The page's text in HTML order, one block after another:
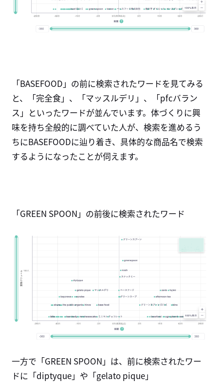
「BASEFOOD」の前に検索されたワードを見てみる
と、「完全食」、「マッスルデリ」、「pfcバラン
ス」といったワードが並んでいます。体づくりに興
味を持ち全般的に調べていた人が、検索を進めるう
ちにBASEFOODに辿り着き、具体的な商品名で検索
するようになったことが伺えます。
「GREEN SPOON」の前後に検索されたワード
一方で「GREEN SPOON」は、前に検索されたワー
ドに「diptyque」や「gelato pique」